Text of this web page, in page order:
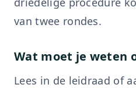
van twee rondes.
Wat moet je weten
Lees in de leidraad of